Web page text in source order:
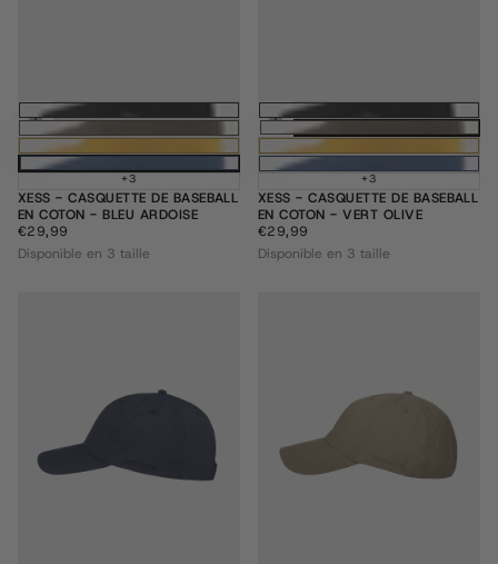
Choisissez des options
+3
XESS - CASQUETTE DE BASEBALL
EN COTON - BLEU ARDOISE
€29,99
PRIX
RÉGULIER
€29,99
Disponible en 3 taille
Choisissez
+3
XESS - CASQUETTE DE BASEBALL
EN COTON - VERT OLIVE
€29,99
PRIX
RÉGULIER
€29,99
Disponible en 3 taille